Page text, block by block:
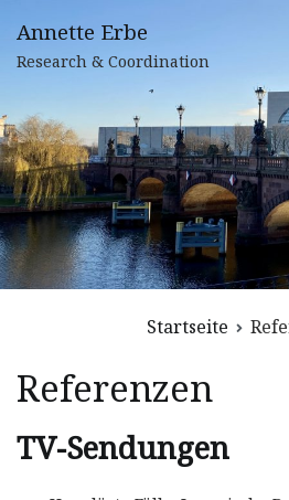
Inhalt
springen
Annette Erbe
Research & Coordination
Startseite
Referenzen
TV-Sendungen